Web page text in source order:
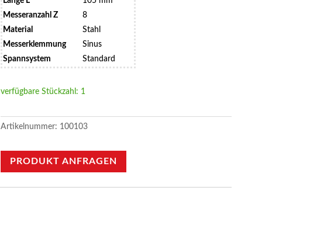
Messeranzahl Z
8
Material
Stahl
Messerklemmung
Sinus
Spannsystem
Standard
verfügbare Stückzahl: 1
Artikelnummer: 100103
PRODUKT ANFRAGEN